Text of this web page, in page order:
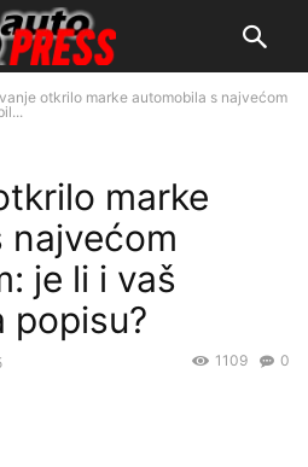
otkrilo marke automobila s najvećom
marke
najvećom
je li i vaš
popisu?
0
1109